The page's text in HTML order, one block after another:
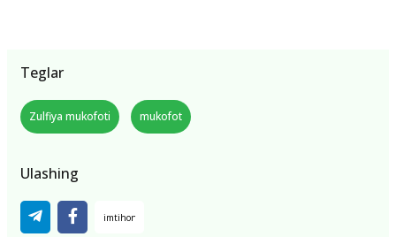
Teglar
Zulfiya mukofoti mukofot
Ulashing